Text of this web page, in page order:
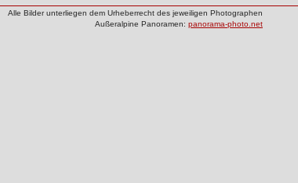
Alle Bilder unterliegen dem Urheberrecht des jeweiligen Photographen
Außeralpine Panoramen: panorama-photo.net